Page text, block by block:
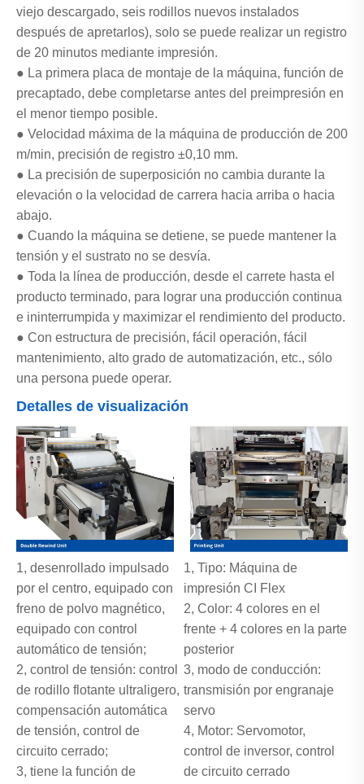
viejo descargado, seis rodillos nuevos instalados
después de apretarlos), solo se puede realizar un registro
de 20 minutos mediante impresión.
● La primera placa de montaje de la máquina, función de
precaptado, debe completarse antes del preimpresión en
el menor tiempo posible.
● Velocidad máxima de la máquina de producción de 200
m/min, precisión de registro ±0,10 mm.
● La precisión de superposición no cambia durante la
elevación o la velocidad de carrera hacia arriba o hacia
abajo.
● Cuando la máquina se detiene, se puede mantener la
tensión y el sustrato no se desvía.
● Toda la línea de producción, desde el carrete hasta el
producto terminado, para lograr una producción continua
e ininterrumpida y maximizar el rendimiento del producto.
● Con estructura de precisión, fácil operación, fácil
mantenimiento, alto grado de automatización, etc., sólo
una persona puede operar.
Detalles de visualización
1, desenrollado impulsado
por el centro, equipado con
freno de polvo magnético,
equipado con control
automático de tensión;
2, control de tensión: control
de rodillo flotante ultraligero,
compensación automática
de tensión, control de
circuito cerrado;
3, tiene la función de
1, Tipo: Máquina de
impresión CI Flex
2, Color: 4 colores en el
frente + 4 colores en la parte
posterior
3, modo de conducción:
transmisión por engranaje
servo
4, Motor: Servomotor,
control de inversor, control
de circuito cerrado